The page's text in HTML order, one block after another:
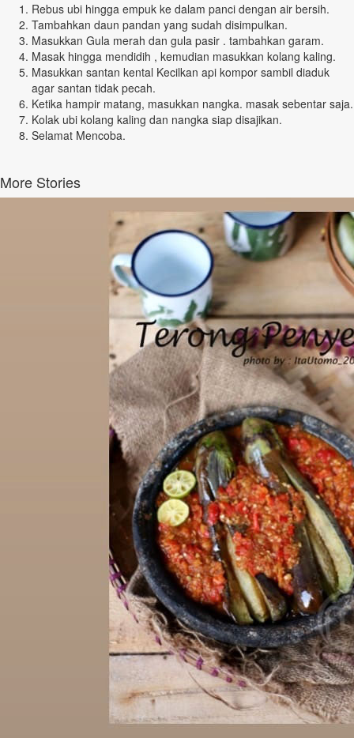
Rebus ubi hingga empuk ke dalam panci dengan air bersih.
Tambahkan daun pandan yang sudah disimpulkan.
Masukkan Gula merah dan gula pasir . tambahkan garam.
Masak hingga mendidih , kemudian masukkan kolang kaling.
Masukkan santan kental Kecilkan api kompor sambil diaduk
agar santan tidak pecah.
Ketika hampir matang, masukkan nangka. masak sebentar saja.
Kolak ubi kolang kaling dan nangka siap disajikan.
Selamat Mencoba.
More Stories